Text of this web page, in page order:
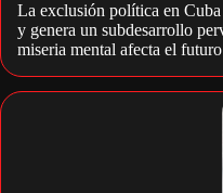
La exclusión política en
y genera un subdesarrollo
miseria mental afecta el